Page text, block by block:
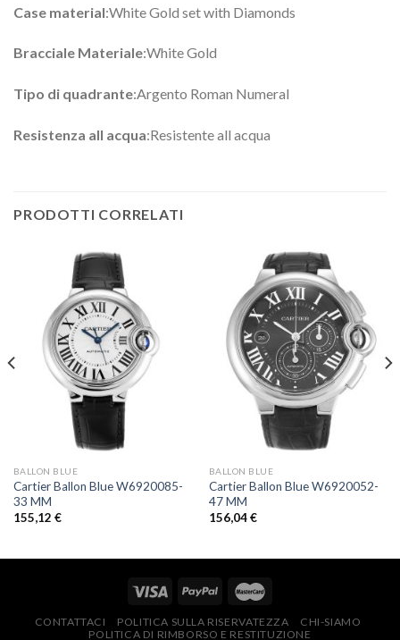
Case material:White Gold set with Diamonds
Bracciale Materiale:White Gold
Tipo di quadrante:Argento Roman Numeral
Resistenza all acqua:Resistente all acqua
PRODOTTI CORRELATI
BALLON BLUE
Cartier Ballon Blue W6920085-
33 MM
155,12 €
BALLON BLUE
Cartier Ballon Blue W6920052-
47 MM
156,04€
CONTATTACI POLITICA SULLA RISERVATEZZA
CHI-SIAMO
POLITICA DI RIMBORSO E RESTITUZIONE